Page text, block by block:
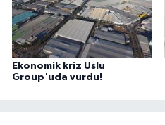
Ekonomik kriz Uslu
Group'uda vurdu!